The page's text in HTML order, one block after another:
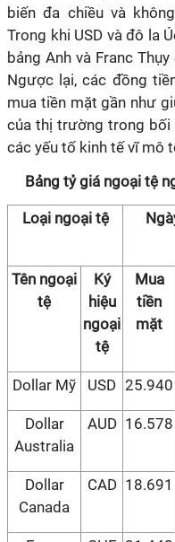
biến đa chiều và
Trong khi USD và đô la
bảng Anh và Franc
Ngược lại, các đồng
mua tiền mặt gần như
của thị trường trong bối
các yếu tố kinh tế vĩ mô
Bảng tỷ giá ngoại tệ
Loại ngoại tệ
Tên ngoại
tệ
Ký
hiệu
ngoại
tệ
Mua
tiền
mặt
Dollar Mỹ USD 25.940
Dollar
Australia
AUD 16.578
Dollar
Canada
CAD 18.691